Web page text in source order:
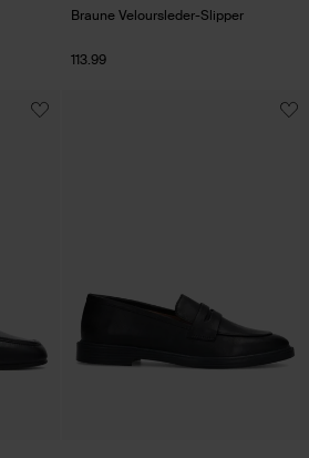
Braune Veloursleder-Slipper
113.99